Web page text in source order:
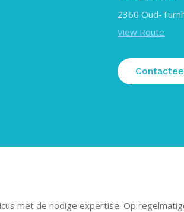
2360 Oud-
View Route
met de nodige expertise. Op